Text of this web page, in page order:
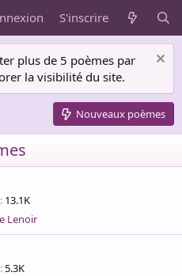
S'inscrire
plus de 5 poèmes par
la visibilité du site.
Nouveaux poèmes
13.1K
Lenoir
5.3K